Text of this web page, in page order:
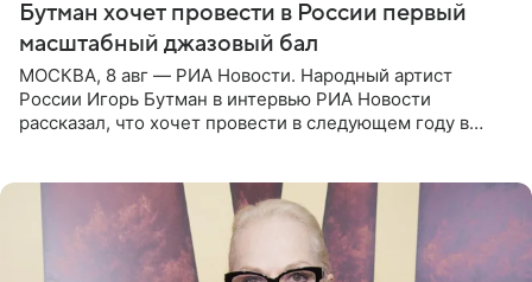
Бутман хочет провести в России первый
масштабный джазовый бал
МОСКВА, 8 авг — РИА Новости. Народный артист
России Игорь Бутман в интервью РИА Новости
рассказал, что хочет провести в следующем году в